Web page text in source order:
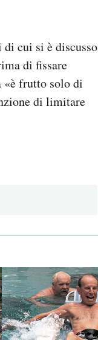
cui si è discusso
di fissare
«è frutto solo di
di limitare